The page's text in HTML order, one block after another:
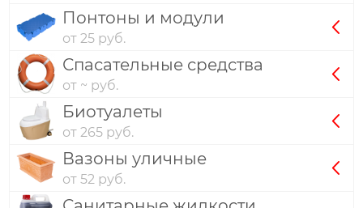
Понтоны и модули
от 25 руб.
Спасательные средства
от ~ руб.
Биотуалеты
от 265 руб.
Вазоны уличные
от 52 руб.